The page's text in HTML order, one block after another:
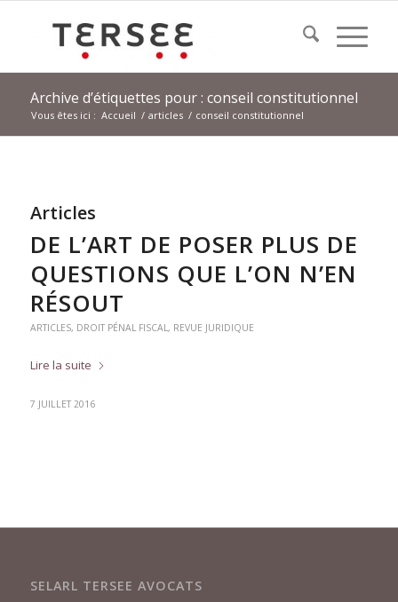
Archive d’étiquettes pour : conseil constitutionnel
Vous êtes ici : Accueil / articles / conseil constitutionnel
Articles
DE L’ART DE POSER PLUS DE
QUESTIONS QUE L’ON N’EN
RÉSOUT
ARTICLES, DROIT PÉNAL FISCAL, REVUE JURIDIQUE
Lire la suite
7 JUILLET 2016
SELARL TERSEE AVOCATS